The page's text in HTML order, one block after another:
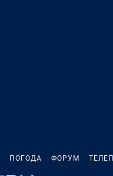
ПОГОДА ФОРУМ